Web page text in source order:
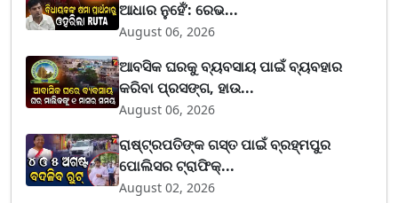
ଆଧାର ନୁହେଁ’: ରେଭ...
August 06, 2026
ଆବସିକ ଘରକୁ ବ୍ୟବସାୟ ପାଇଁ ବ୍ୟବହାର
କରିବା ପ୍ରସଙ୍ଗ, ହାଉ...
August 06, 2026
ରାଷ୍ଟ୍ରପତିଙ୍କ ଗସ୍ତ ପାଇଁ ବ୍ରହ୍ମପୁର
ପୋଲିସର ଟ୍ରାଫିକ୍...
August 02, 2026